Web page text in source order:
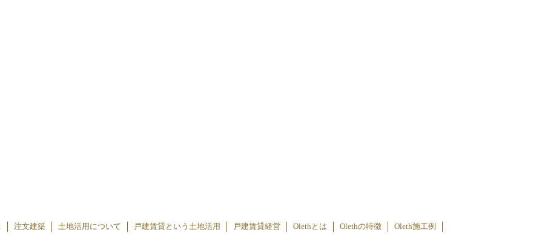
注文建築 土地活用について 戸建賃貸という土地活用 戸建賃貸経営 Olethとは Olethの特徴 Oleth施工例